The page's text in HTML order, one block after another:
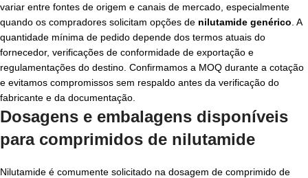
variar entre fontes de origem e canais de mercado, especialmente
quando os compradores solicitam opções de nilutamide genérico . A
quantidade mínima de pedido depende dos termos atuais do
fornecedor, verificações de conformidade de exportação e
regulamentações do destino. Confirmamos a MOQ durante a cotação
e evitamos compromissos sem respaldo antes da verificação do
fabricante e da documentação.
Dosagens e embalagens disponíveis
para comprimidos de nilutamide
Nilutamide é comumente solicitado na dosagem de comprimido de